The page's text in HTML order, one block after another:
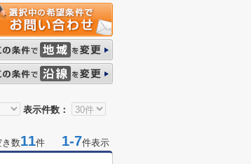
表示件数：
数11件 1-7件表示